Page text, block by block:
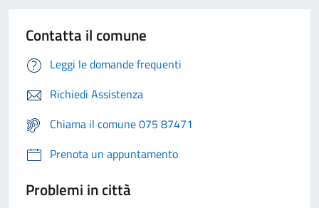
Contatta il comune
Leggi le domande frequenti
Richiedi Assistenza
Chiama il comune 075 87471
Prenota un appuntamento
Problemi in città